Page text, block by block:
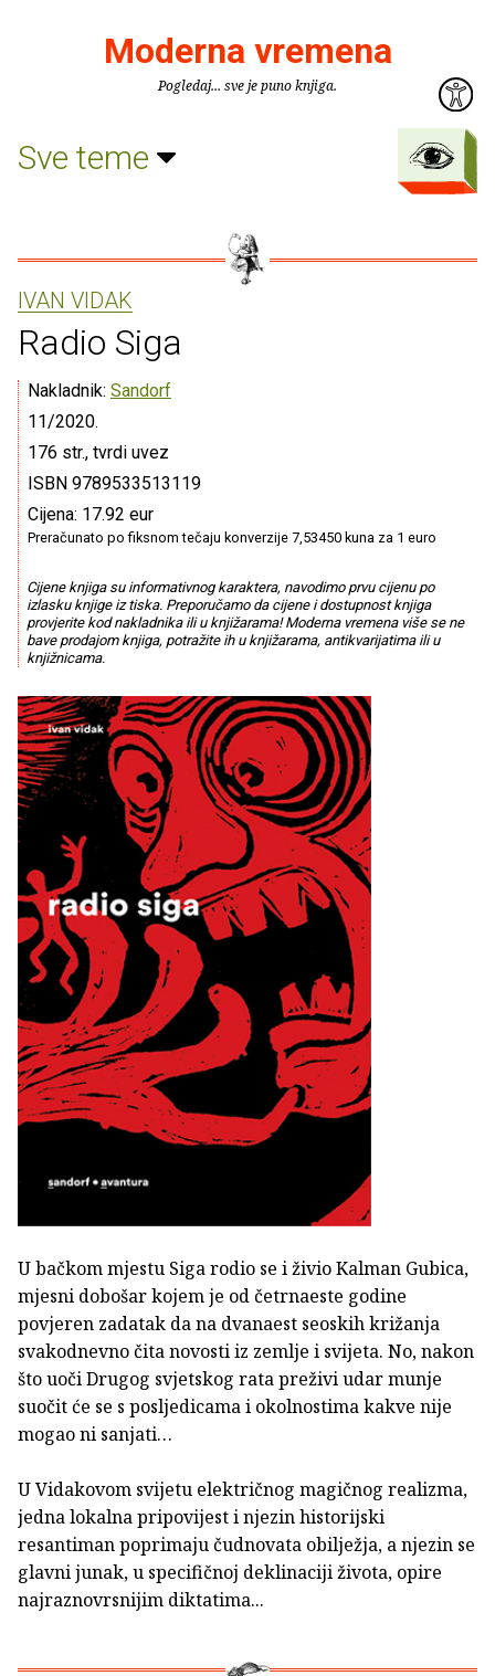
Moderna vremena
Pogledaj... sve je puno knjiga.
Sve teme
IVAN VIDAK
Radio Siga
Nakladnik: Sandorf
11/2020.
176 str., tvrdi uvez
ISBN 9789533513119
Cijena: 17.92 eur
Preračunato po fiksnom tečaju konverzije 7,53450 kuna za 1 euro
Cijene knjiga su informativnog karaktera, navodimo prvu cijenu po
izlasku knjige iz tiska. Preporučamo da cijene i dostupnost knjiga
provjerite kod nakladnika ili u knjižarama! Moderna vremena više se ne
bave prodajom knjiga, potražite ih u knjižarama, antikvarijatima ili u
knjižnicama.
U bačkom mjestu Siga rodio se i živio Kalman Gubica,
mjesni dobošar kojem je od četrnaeste godine
povjeren zadatak da na dvanaest seoskih križanja
svakodnevno čita novosti iz zemlje i svijeta. No, nakon
što uoči Drugog svjetskog rata preživi udar munje
suočit će se s posljedicama i okolnostima kakve nije
mogao ni sanjati…
U Vidakovom svijetu električnog magičnog realizma,
jedna lokalna pripovijest i njezin historijski
resantiman poprimaju čudnovata obilježja, a njezin se
glavni junak, u specifičnoj deklinaciji života, opire
najraznovrsnijim diktatima...